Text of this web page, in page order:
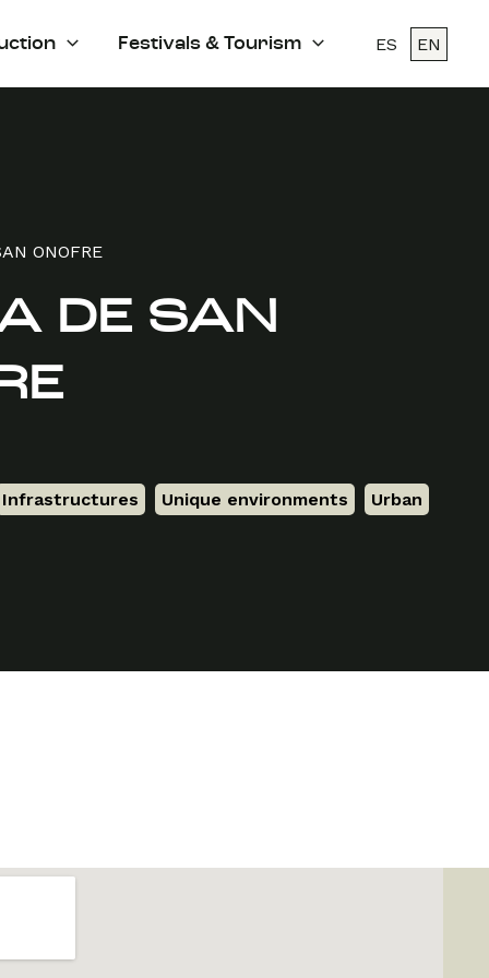
Festivals & Tourism ES EN
ONOFRE
DE SAN
Infrastructures Unique environments Urban